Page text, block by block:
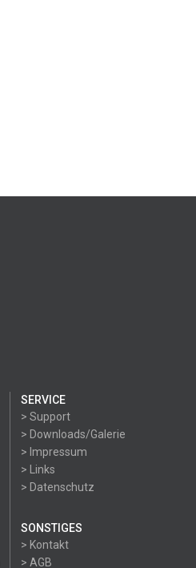
SERVICE
> Support
> Downloads/Galerie
> Impressum
> Links
> Datenschutz
SONSTIGES
> Kontakt
> AGB